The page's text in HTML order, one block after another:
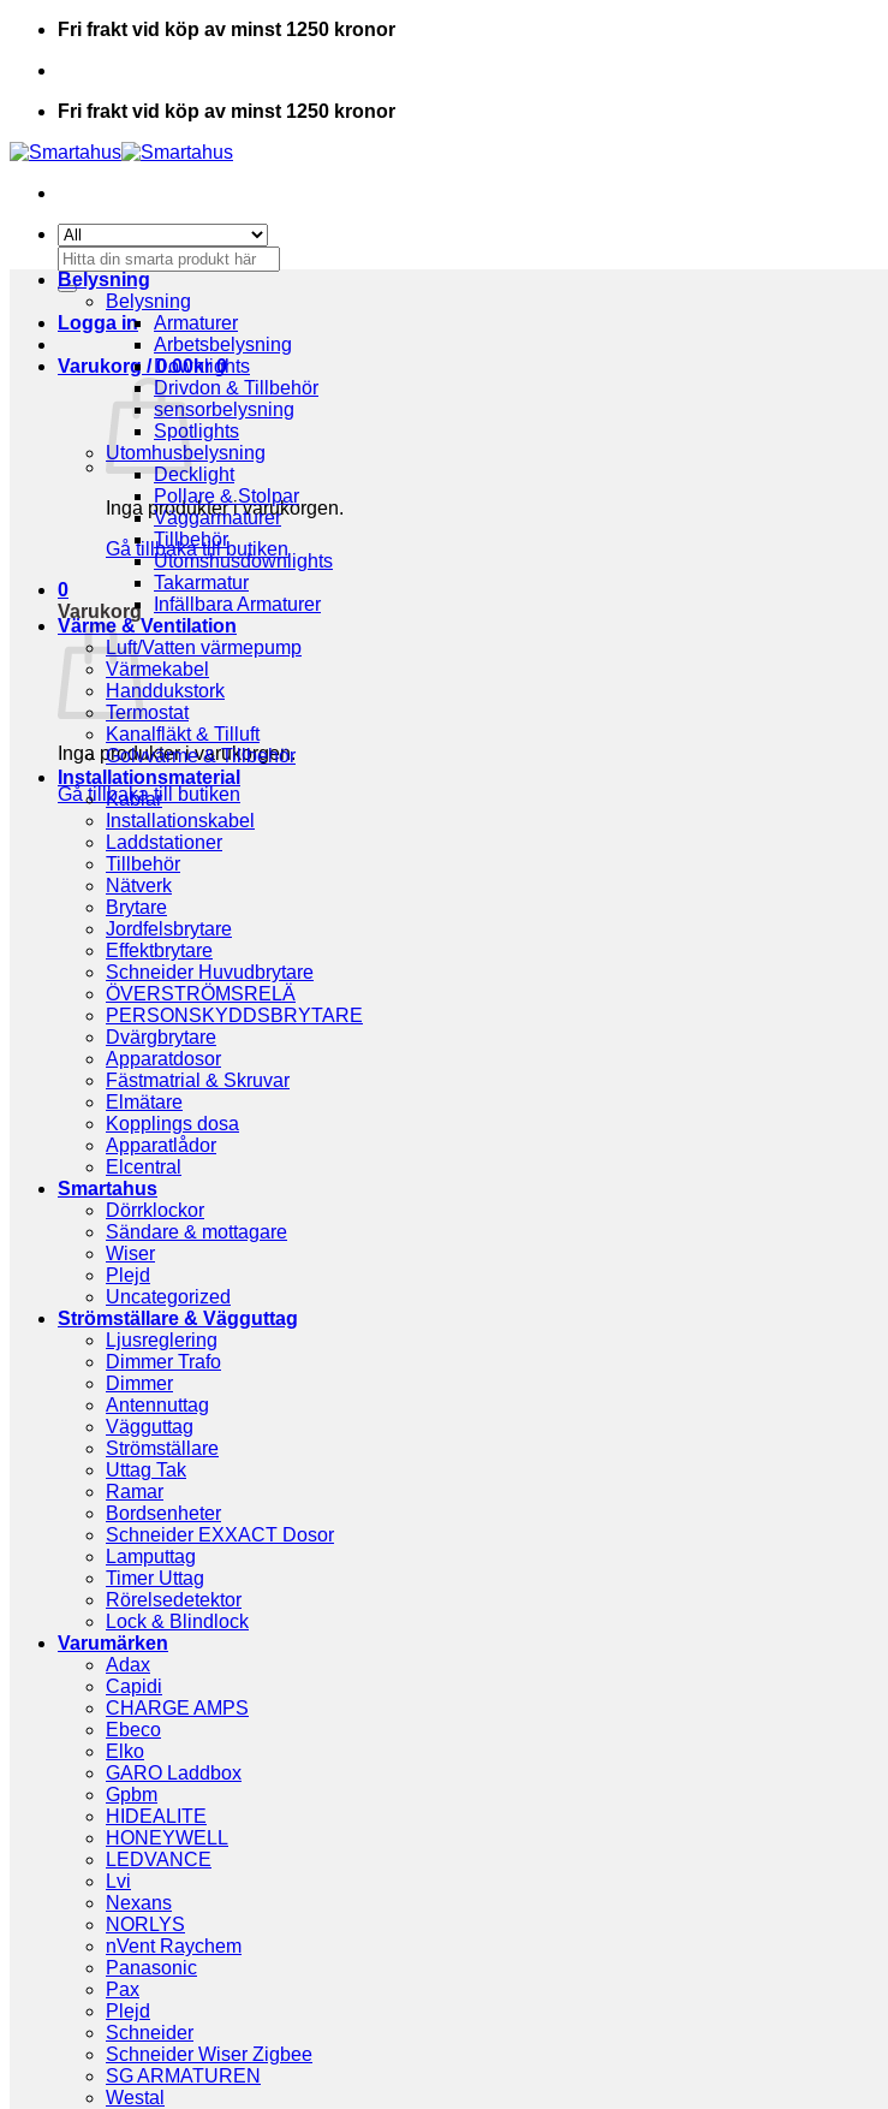
Skip
content
Fri frakt vid köp av minst 1250 kronor
Fri frakt vid köp av minst 1250 kronor
Sök
efter:
Logga in
Varukorg /0.00kr 0
Inga produkter i varukorgen.
Gå tillbaka till butiken
0
Varukorg
Inga produkter i varukorgen.
Gå tillbaka till butiken
Belysning
Belysning
Armaturer
Arbetsbelysning
Downlights
Drivdon & Tillbehör
sensorbelysning
Spotlights
Utomhusbelysning
Decklight
Pollare & Stolpar
Väggarmaturer
Tillbehör
Utomshusdownlights
Takarmatur
Infällbara Armaturer
Värme & Ventilation
Luft/Vatten värmepump
Värmekabel
Handdukstork
Termostat
Kanalfläkt & Tilluft
Golvvärme & Tillbehör
Installationsmaterial
Kablar
Installationskabel
Laddstationer
Tillbehör
Nätverk
Brytare
Jordfelsbrytare
Effektbrytare
Schneider Huvudbrytare
ÖVERSTRÖMSRELÄ
PERSONSKYDDSBRYTARE
Dvärgbrytare
Apparatdosor
Fästmatrial & Skruvar
Elmätare
Kopplings dosa
Apparatlådor
Elcentral
Smartahus
Dörrklockor
Sändare & mottagare
Wiser
Plejd
Uncategorized
Strömställare & Vägguttag
Ljusreglering
Dimmer Trafo
Dimmer
Antennuttag
Vägguttag
Strömställare
Uttag Tak
Ramar
Bordsenheter
Schneider EXXACT Dosor
Lamputtag
Timer Uttag
Rörelsedetektor
Lock & Blindlock
Varumärken
Adax
Capidi
CHARGE AMPS
Ebeco
Elko
GARO Laddbox
Gpbm
HIDEALITE
HONEYWELL
LEDVANCE
Lvi
Nexans
NORLYS
nVent Raychem
Panasonic
Pax
Plejd
Schneider
Schneider Wiser Zigbee
SG ARMATUREN
Westal